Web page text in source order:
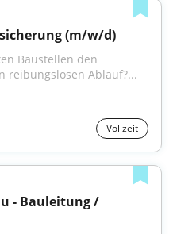
(m/w/d)
Baustellen den
reibungslosen Ablauf?...
Vollzeit
- Bauleitung /